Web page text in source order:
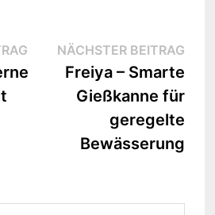
Vorheriger
Beitrag:
NÄCHSTER BEITRAG
Freiya – Smarte
Gießkanne für
geregelte
Bewässerung